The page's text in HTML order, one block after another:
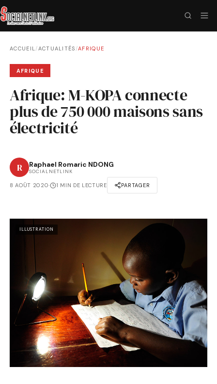
ACCUEIL/ACTUALITÉS /AFRIQUE
AFRIQUE
Afrique: M-KOPA connecte
plus de 750 000 maisons sans
électricité
R Raphael Romaric NDONG
SOCIALNETLINK
8 AOÛT 2020· 1 MIN DE LECTURE PARTAGER
ILLUSTRATION